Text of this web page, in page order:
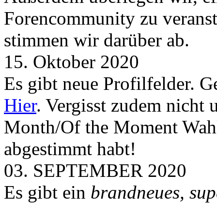
Forencommunity zu
stimmen wir darüber ab.
15. Oktober 2020
Es gibt neue Profilfelder.
Hier. Vergisst zudem nicht
Month/Of the Moment
abgestimmt habt!
03. SEPTEMBER 2020
Es gibt ein brandneues,